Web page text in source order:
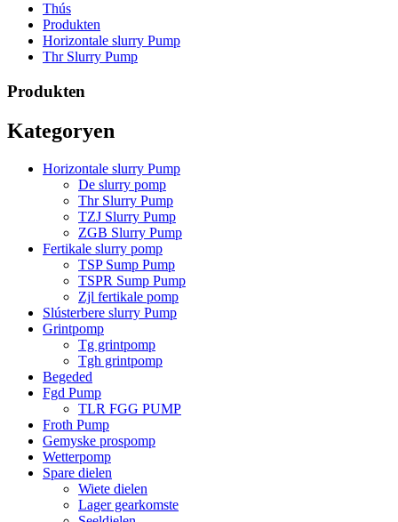
Thús
Produkten
Horizontale slurry Pump
Thr Slurry Pump
Produkten
Kategoryen
Horizontale slurry Pump
De slurry pomp
Thr Slurry Pump
TZJ Slurry Pump
ZGB Slurry Pump
Fertikale slurry pomp
TSP Sump Pump
TSPR Sump Pump
Zjl fertikale pomp
Slústerbere slurry Pump
Grintpomp
Tg grintpomp
Tgh grintpomp
Begeded
Fgd Pump
TLR FGG PUMP
Froth Pump
Gemyske prospomp
Wetterpomp
Spare dielen
Wiete dielen
Lager gearkomste